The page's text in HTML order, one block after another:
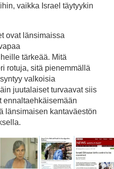
vaikka Israel täytyykin
ovat länsimaissa
tärkeää. Mitä
rotuja, sitä pienemmällä
valkoisia
juutalaiset turvaavat siis
ennaltaehkäisemään
länsimaisen kantaväestön